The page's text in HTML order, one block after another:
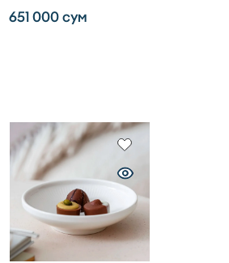
651 000сум